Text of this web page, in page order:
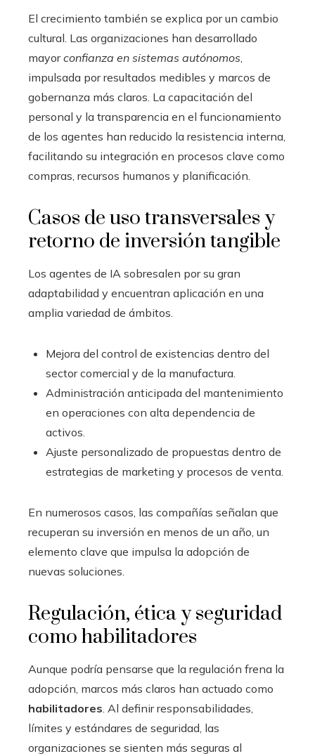
El crecimiento también se explica por un cambio
cultural. Las organizaciones han desarrollado
mayorconfianza en sistemas autónomos,
impulsada por resultados medibles y marcos de
gobernanza más claros. La capacitación del
personal y la transparencia en el funcionamiento
de los agentes han reducido la resistencia interna,
facilitando su integración en procesos clave como
compras, recursos humanos y planificación.
Casos de uso transversales y
retorno de inversión tangible
Los agentes de IA sobresalen por su gran
adaptabilidad y encuentran aplicación en una
amplia variedad de ámbitos.
Mejora del control de existencias dentro del
sector comercial y de la manufactura.
Administración anticipada del mantenimiento
en operaciones con alta dependencia de
activos.
Ajuste personalizado de propuestas dentro de
estrategias de marketing y procesos de venta.
En numerosos casos, las compañías señalan que
recuperan su inversión en menos de un año, un
elemento clave que impulsa la adopción de
nuevas soluciones.
Regulación, ética y seguridad
como habilitadores
Aunque podría pensarse que la regulación frena la
adopción, marcos más claros han actuado como
habilitadores. Al definir responsabilidades,
límites y estándares de seguridad, las
organizaciones se sienten más seguras al